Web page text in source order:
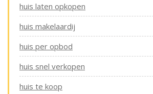
huis laten opkopen
huis makelaardij
huis per opbod
huis snel verkopen
huis te koop